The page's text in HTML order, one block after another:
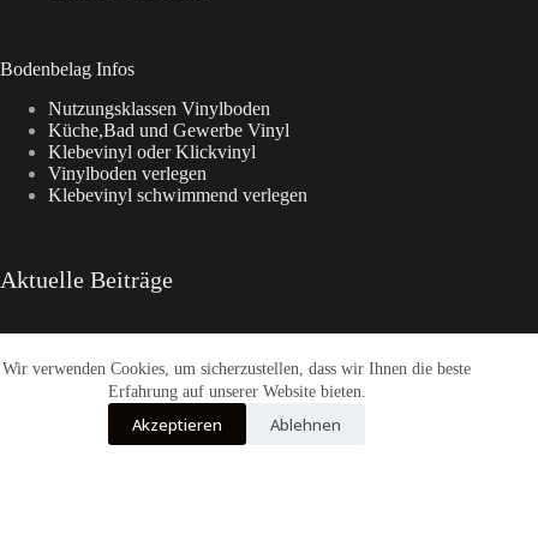
Wir verwenden Cookies, um sicherzustellen, dass wir Ihnen die beste
Erfahrung auf unserer Website bieten.
Akzeptieren Ablehnen
Bodenbelag Infos
Nutzungsklassen Vinylboden
Küche,Bad und Gewerbe Vinyl
Klebevinyl oder Klickvinyl
Vinylboden verlegen
Klebevinyl schwimmend verlegen
Aktuelle Beiträge
CasaNova Vinylboden
Warum sich der Weg zu Fashion-WohnTrend.de lohnt
COREtec® Tytan – Der Designboden
Enia Flooring Vinylbodenbelag